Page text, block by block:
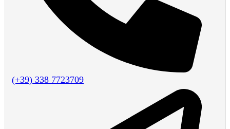
(+39) 338 7723709